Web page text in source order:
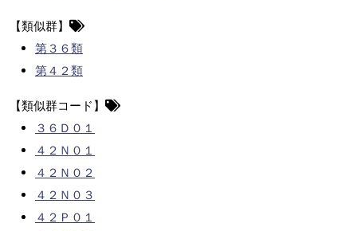
【類似群】
第３６類
第４２類
【類似群コード】
３６Ｄ０１
４２Ｎ０１
４２Ｎ０２
４２Ｎ０３
４２Ｐ０１